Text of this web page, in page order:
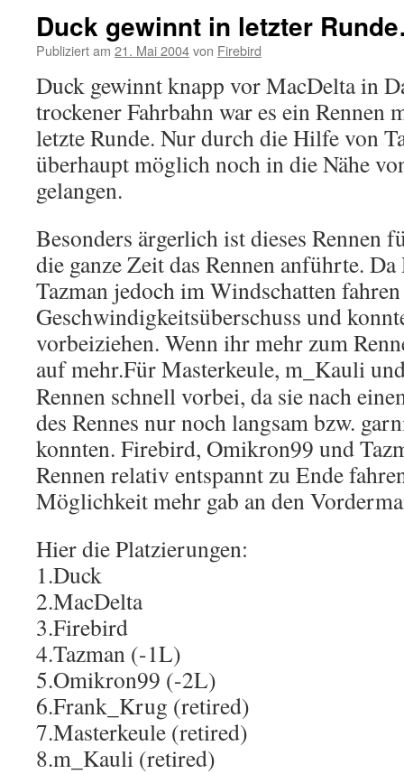
Duck gewinnt in letzter
Publiziert am 21. Mai 2004von Firebird
Duck gewinnt knapp vor MacDelta in
trockener Fahrbahn war es ein Rennen
letzte Runde. Nur durch die Hilfe von
überhaupt möglich noch in die Nähe
gelangen.
Besonders ärgerlich ist dieses Rennen
die ganze Zeit das Rennen anführte.
Tazman jedoch im Windschatten
Geschwindigkeitsüberschuss und
vorbeiziehen. Wenn ihr mehr zum
auf mehr.Für Masterkeule, m_Kauli
Rennen schnell vorbei, da sie nach
des Rennes nur noch langsam bzw.
konnten. Firebird, Omikron99 und
Rennen relativ entspannt zu Ende
Möglichkeit mehr gab an den
Hier die Platzierungen:
1.Duck
2.MacDelta
3.Firebird
4.Tazman (-1L)
5.Omikron99 (-2L)
6.Frank_Krug (retired)
7.Masterkeule (retired)
8.m_Kauli (retired)